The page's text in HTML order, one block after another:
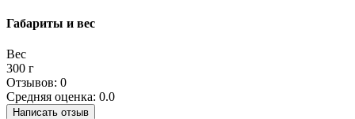
Габариты и вес
Вес
300 г
Отзывов: 0
Средняя оценка: 0.0
Написать отзыв